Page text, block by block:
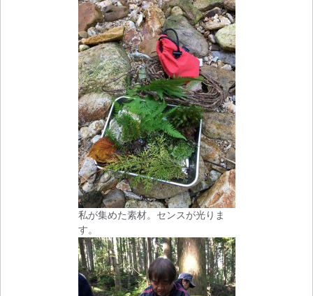
私が集めた素材。センスが光りま
す。